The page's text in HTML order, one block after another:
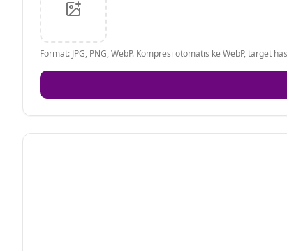
Format: JPG, PNG, WebP. Kompresi otomatis ke WebP, target